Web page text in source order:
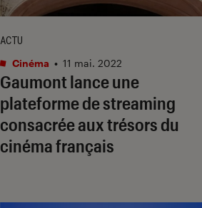
Gaumont lance une
plateforme de streaming
consacrée aux trésors du
cinéma français
ACTU
Cinéma • 11 mai. 2022